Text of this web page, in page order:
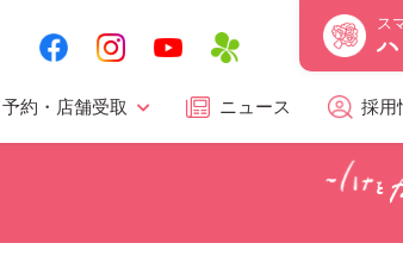
ス
予約・店舗受取 ニュース 採用